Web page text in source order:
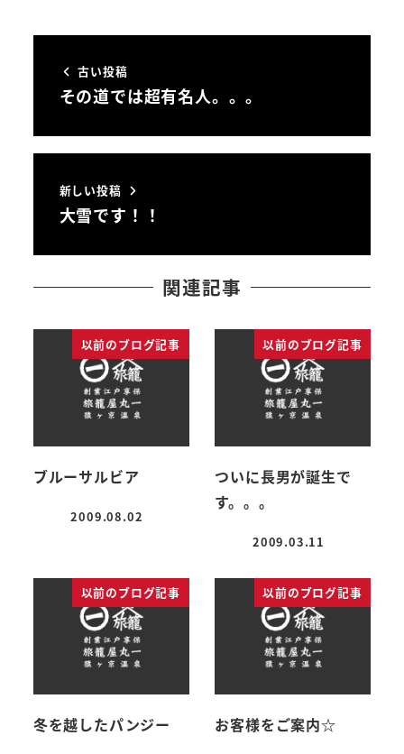
古い投稿
その道では超有名人。。。
新しい投稿
大雪です！！
関連記事
以前のブログ記事
ブルーサルビア
投稿日
2009.08.02
以前のブログ記事
ついに長男が誕生で
す。。。
投稿日
2009.03.11
以前のブログ記事
冬を越したパンジー
以前のブログ記事
お客様をご案内☆